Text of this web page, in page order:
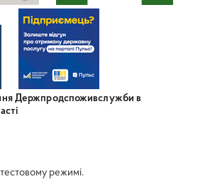
Держпродспоживслужби в
режимі.